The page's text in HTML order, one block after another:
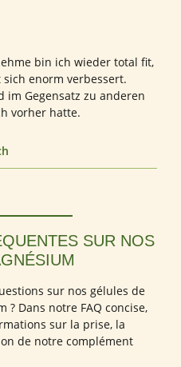
bin ich wieder total fit,
enorm verbessert.
im Gegensatz zu anderen
vorher hatte.
SUR NOS
sur nos gélules de
? Dans notre FAQ concise,
sur la prise, la
de notre complément